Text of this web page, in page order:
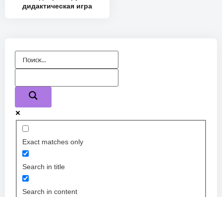
дидактическая игра
Exact matches only
Search in title
Search in content